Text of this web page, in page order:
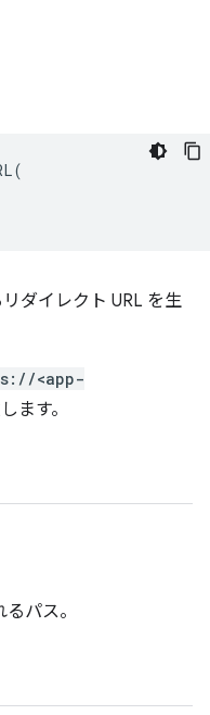
(
ダイレクト URL を生
<app-
ます。
パス。